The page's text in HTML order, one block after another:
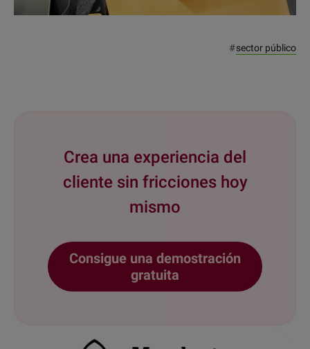
#sector público
Crea una experiencia del
cliente sin fricciones hoy
mismo
Consigue una demostración
gratuita